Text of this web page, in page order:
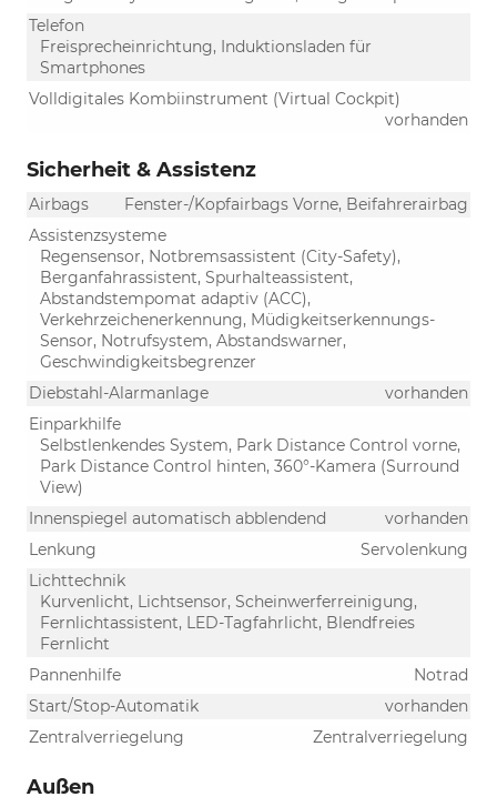
Telefon
Freisprecheinrichtung, Induktionsladen für
Smartphones
Volldigitales Kombiinstrument (Virtual Cockpit)
vorhanden
Sicherheit & Assistenz
Airbags
Fenster-/Kopfairbags Vorne, Beifahrerairbag
Assistenzsysteme
Regensensor, Notbremsassistent (City-Safety),
Berganfahrassistent, Spurhalteassistent,
Abstandstempomat adaptiv (ACC),
Verkehrzeichenerkennung, Müdigkeitserkennungs-
Sensor, Notrufsystem, Abstandswarner,
Geschwindigkeitsbegrenzer
Diebstahl-Alarmanlage
vorhanden
Einparkhilfe
Selbstlenkendes System, Park Distance Control vorne,
Park Distance Control hinten, 360°-Kamera (Surround
View)
Innenspiegel automatisch abblendend
vorhanden
Lenkung
Servolenkung
Lichttechnik
Kurvenlicht, Lichtsensor, Scheinwerferreinigung,
Fernlichtassistent, LED-Tagfahrlicht, Blendfreies
Fernlicht
Pannenhilfe
Notrad
Start/Stop-Automatik
vorhanden
Zentralverriegelung
Zentralverriegelung
Außen